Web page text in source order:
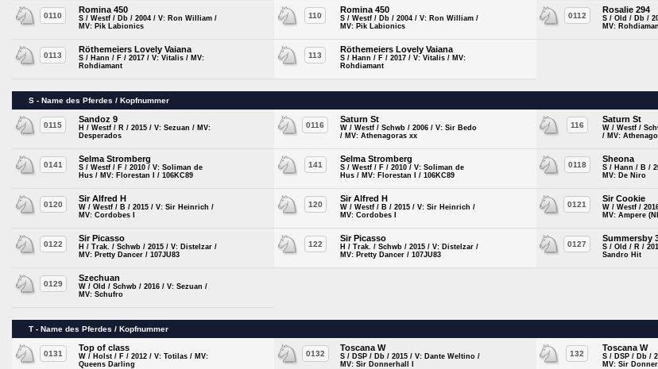
0110
Romina 450
S / Westf / Db / 2004 / V: Ron William /
MV: Pik Labionics
110
Romina 450
S / Westf / Db / 2004 / V: Ron William /
MV: Pik Labionics
0112
Rosalie 294
S / Old / Db /
MV:
0113
Röthemeiers Lovely Vaiana
S / Hann / F / 2017 / V: Vitalis / MV:
Rohdiamant
113
Röthemeiers Lovely Vaiana
S / Hann / F / 2017 / V: Vitalis / MV:
Rohdiamant
S - Name des Pferdes / Kopfnummer
0115
Sandoz 9
H / Westf / R / 2015 / V: Sezuan / MV:
Desperados
0116
Saturn St
W / Westf / Schwb / 2006 / V: Sir Bedo
/ MV: Athenagoras xx
116
Saturn St
W / Westf /
/ MV:
0141
Selma Stromberg
S / Westf / F / 2010 / V: Soliman de
Hus / MV: Florestan I / 106KC89
141
Selma Stromberg
S / Westf / F / 2010 / V: Soliman de
Hus / MV: Florestan I / 106KC89
0118
Sheona
S / Hann / B /
MV: De Niro
0120
Sir Alfred H
W / Westf / B / 2015 / V: Sir Heinrich /
MV: Cordobes I
120
Sir Alfred H
W / Westf / B / 2015 / V: Sir Heinrich /
MV: Cordobes I
0121
Sir Cookie
W / Westf /
MV: Ampere
0122
Sir Picasso
H / Trak. / Schwb / 2015 / V: Distelzar /
MV: Pretty Dancer / 107JU83
122
Sir Picasso
H / Trak. / Schwb / 2015 / V: Distelzar /
MV: Pretty Dancer / 107JU83
0127
Summersby
S / Old / R /
Sandro Hit
0129
Szechuan
W / Old / Schwb / 2016 / V: Sezuan /
MV: Schufro
T - Name des Pferdes / Kopfnummer
0131
Top of class
W / Holst / F / 2012 / V: Totilas / MV:
Queens Darling
0132
Toscana W
S / DSP / Db / 2015 / V: Dante Weltino /
MV: Sir Donnerhall I
132
Toscana W
S / DSP / Db /
MV: Sir